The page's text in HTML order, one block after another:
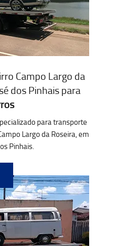
Campo Largo da
dos Pinhais para
para transporte
Largo da Roseira, em
Pinhais.